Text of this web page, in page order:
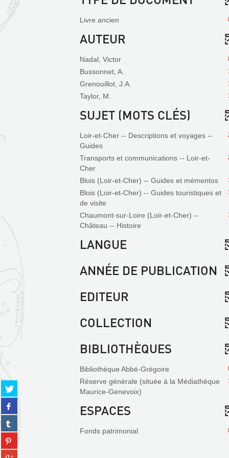
Partager
sur
twitter
(Nouvelle
fenêtre)
Partager
sur
facebook
(Nouvelle
fenêtre)
Partager
sur
tumblr
(Nouvelle
Partager
sur
Partager
Livre ancien
AUTEUR
Nadal, Victor
Bussonnet, A.
Grenouillot, J.A.
Taylor, M.
SUJET (MOTS CLÉS)
Loir-et-Cher -- Descriptions et voyages --
Guides
Transports et communications -- Loir-et-
Cher
Blois (Loir-et-Cher) -- Guides et mémentos
Blois (Loir-et-Cher) -- Guides touristiques et
de visite
Chaumont-sur-Loire (Loir-et-Cher) --
Château -- Histoire
LANGUE
ANNÉE DE PUBLICATION
EDITEUR
COLLECTION
BIBLIOTHÈQUES
Bibliothèque Abbé-Grégoire
Réserve générale (située à la Médiathèque
Maurice-Genevoix)
ESPACES
Fonds patrimonial